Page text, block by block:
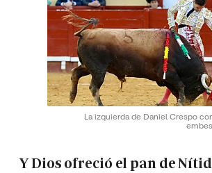
La izquierda de Daniel Crespo
Y Dios ofreció el pan de